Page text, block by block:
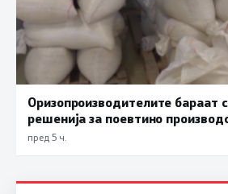
Оризопроизводителите бараат
решенија за поевтино
пред 5 ч.